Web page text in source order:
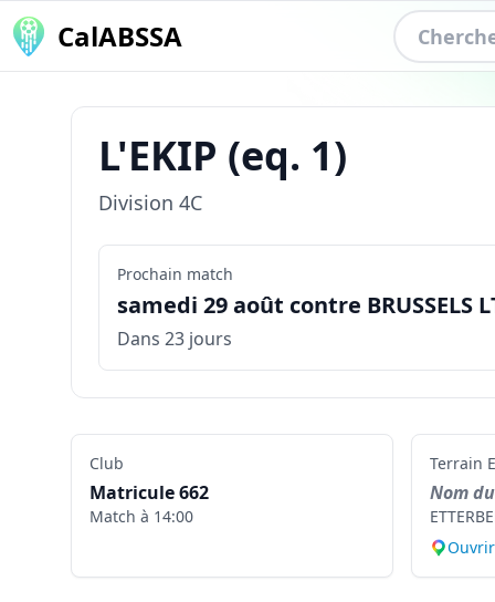
CalABSSA
L'EKIP (eq. 1)
Division 4C
Prochain match
samedi 29 août contre BRUSSELS
Dans 23 jours
Club
Matricule662
Match à 14:00
Terrain
Nom